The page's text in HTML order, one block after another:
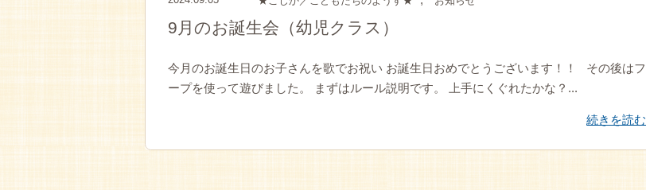
9月のお誕生会（幼児クラス）
今月のお誕生日のお子さんを歌でお祝い お誕生日おめでとうございます！！ その後はフ
ープを使って遊びました。 まずはルール説明です。 上手にくぐれたかな？...
続きを読む